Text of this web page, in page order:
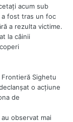
acum sub
a fost tras un foc
a rezulta victime.
la câinii
Sighetu
o acţiune
de
observat mai